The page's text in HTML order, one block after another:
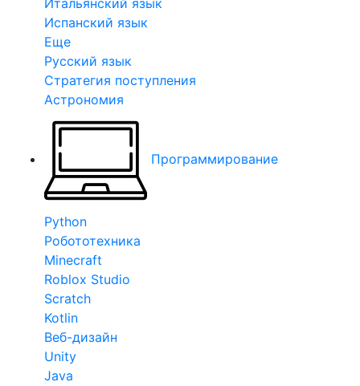
Итальянский язык
Испанский язык
Еще
Русский язык
Стратегия поступления
Астрономия
Программирование
Python
Робототехника
Minecraft
Roblox Studio
Scratch
Kotlin
Веб-дизайн
Unity
Java